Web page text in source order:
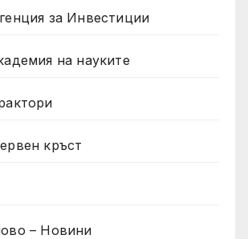
за Инвестиции
на науките
кръст
– Новини